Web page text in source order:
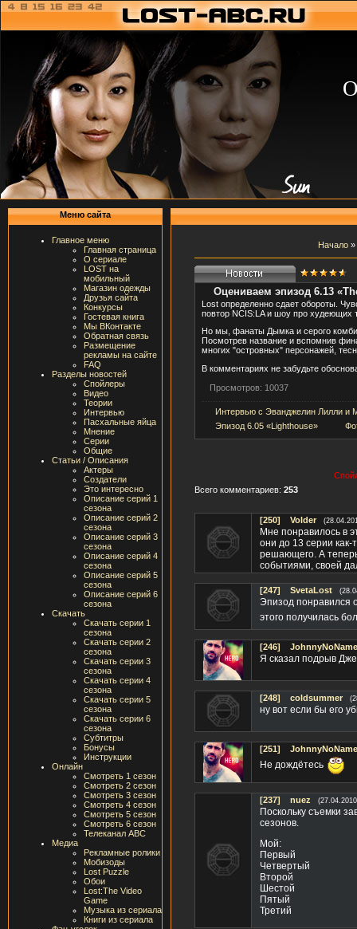
Меню сайта
Главное меню
Главная страница
О сериале
LOST на
мобильный
Магазин одежды
Друзья сайта
Конкурсы
Гостевая книга
Мы ВКонтакте
Обратная связь
Размещение
рекламы на сайте
FAQ
Разделы новостей
Спойлеры
Видео
Теории
Интервью
Пасхальные яйца
Мнение
Серии
Общие
Статьи / Описания
Актеры
Создатели
Это интересно
Описание серий 1
сезона
Описание серий 2
сезона
Описание серий 3
сезона
Описание серий 4
сезона
Описание серий 5
сезона
Описание серий 6
сезона
Скачать
Скачать серии 1
сезона
Скачать серии 2
сезона
Скачать серии 3
сезона
Скачать серии 4
сезона
Скачать серии 5
сезона
Скачать серии 6
сезона
Субтитры
Бонусы
Инструкции
Онлайн
Смотреть 1 сезон
Смотреть 2 сезон
Смотреть 3 сезон
Смотреть 4 сезон
Смотреть 5 сезон
Смотреть 6 сезон
Телеканал ABC
Медиа
Рекламные ролики
Мобизоды
Lost Puzzle
Обои
Lost:The Video
Game
Музыка из сериала
Книги из сериала
Начало »
Оцениваем эпизод 6.13
Lost определенно сдает обороты.
повтор NCIS:LA и шоу про
Но мы, фанаты Дымка и серого
Посмотрев название и вспомнив
многих "островных" персонажей,
В комментариях не забудьте
Просмотров: 10037
Интервью с Эванджелин Лилли и
Эпизод 6.05 «Lighthouse»
Всего комментариев: 253
[250] Volder
Мне понравилось в
они до 13 серии как-
решающего. А
событиями, своей
[247] SvetaLost
Эпизод понравился
этого получилась
[246]
Я сказал подрыв
[248] coldsummer
ну вот если бы его
[251]
Не дождётесь
[237] nuez
Поскольку съемки
сезонов.
Мой:
Первый
Четвертый
Второй
Шестой
Пятый
Третий